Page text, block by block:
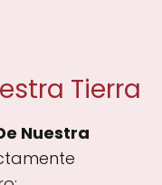
Tierra
Nuestra